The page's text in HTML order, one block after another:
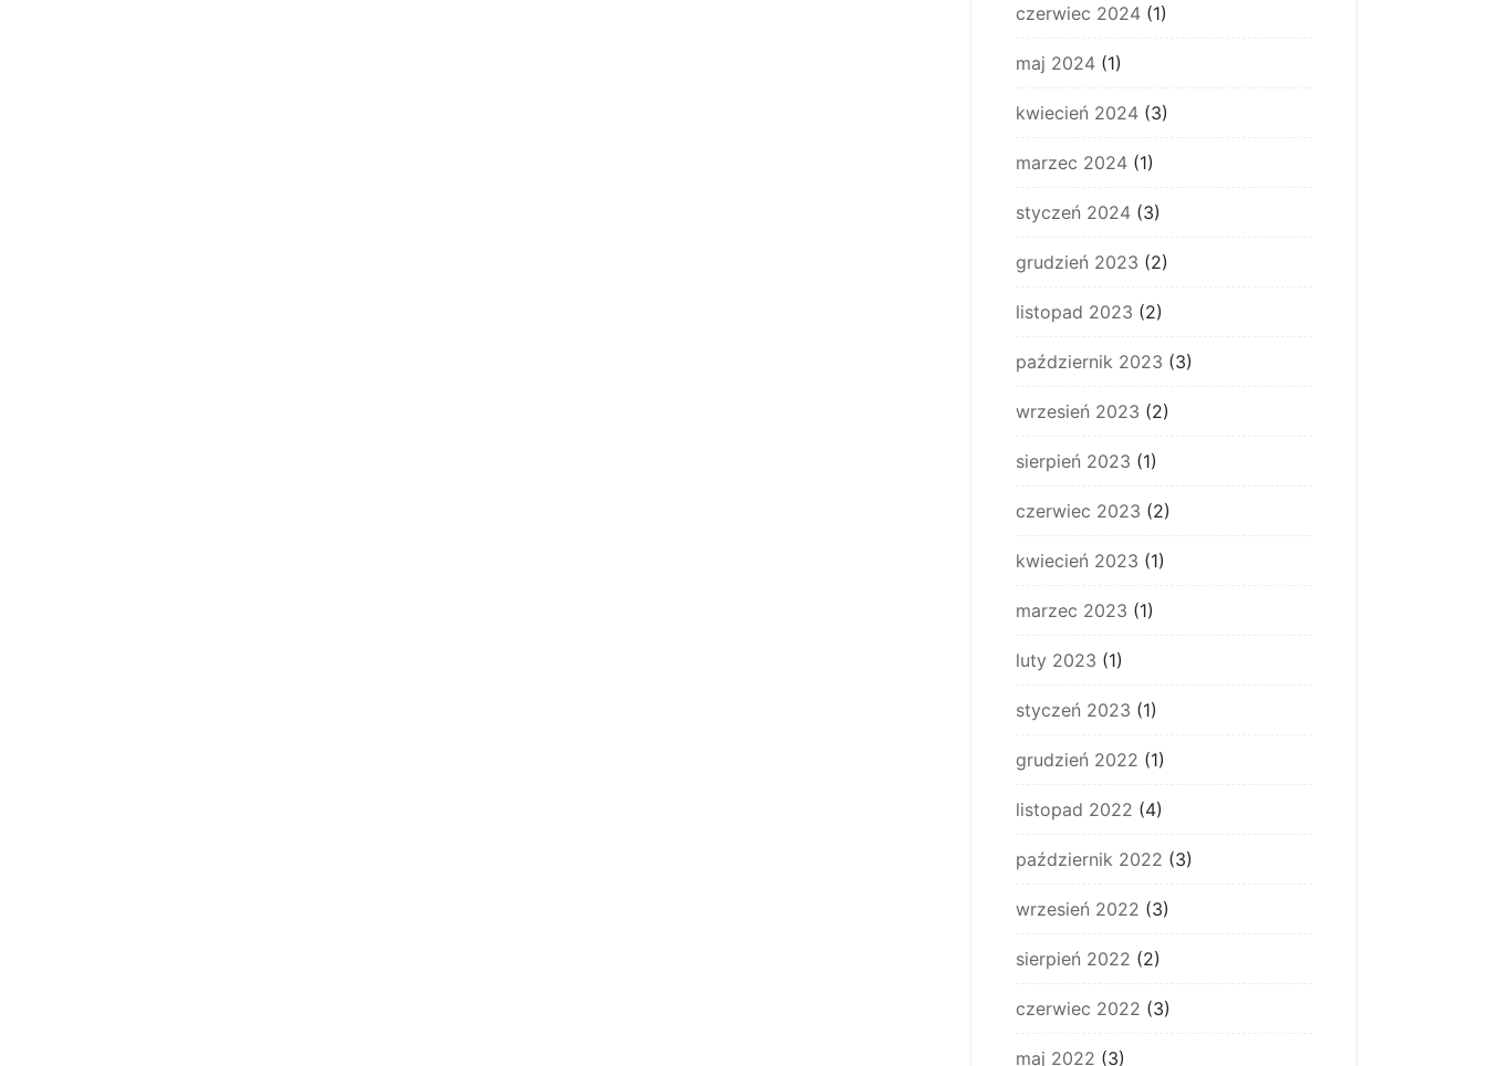
czerwiec 2024 (1)
maj 2024 (1)
kwiecień 2024 (3)
marzec 2024 (1)
styczeń 2024 (3)
grudzień 2023 (2)
listopad 2023 (2)
październik 2023 (3)
wrzesień 2023 (2)
sierpień 2023 (1)
czerwiec 2023 (2)
kwiecień 2023 (1)
marzec 2023 (1)
luty 2023 (1)
styczeń 2023 (1)
grudzień 2022 (1)
listopad 2022 (4)
październik 2022 (3)
wrzesień 2022 (3)
sierpień 2022 (2)
czerwiec 2022 (3)
maj 2022 (3)